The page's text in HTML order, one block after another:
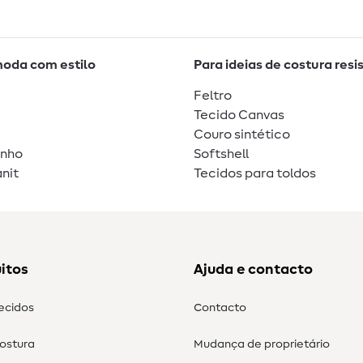
com estilo Para ideias de costura
Feltro
Tecido Canvas
Couro sintético
Softshell
Tecidos para toldos
Ajuda e contacto
Contacto
Mudança de proprietário